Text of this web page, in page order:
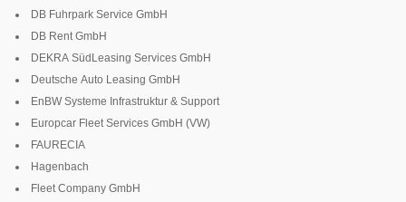
DB Fuhrpark Service GmbH
DB Rent GmbH
DEKRA SüdLeasing Services GmbH
Deutsche Auto Leasing GmbH
EnBW Systeme Infrastruktur & Support
Europcar Fleet Services GmbH (VW)
FAURECIA
Hagenbach
Fleet Company GmbH